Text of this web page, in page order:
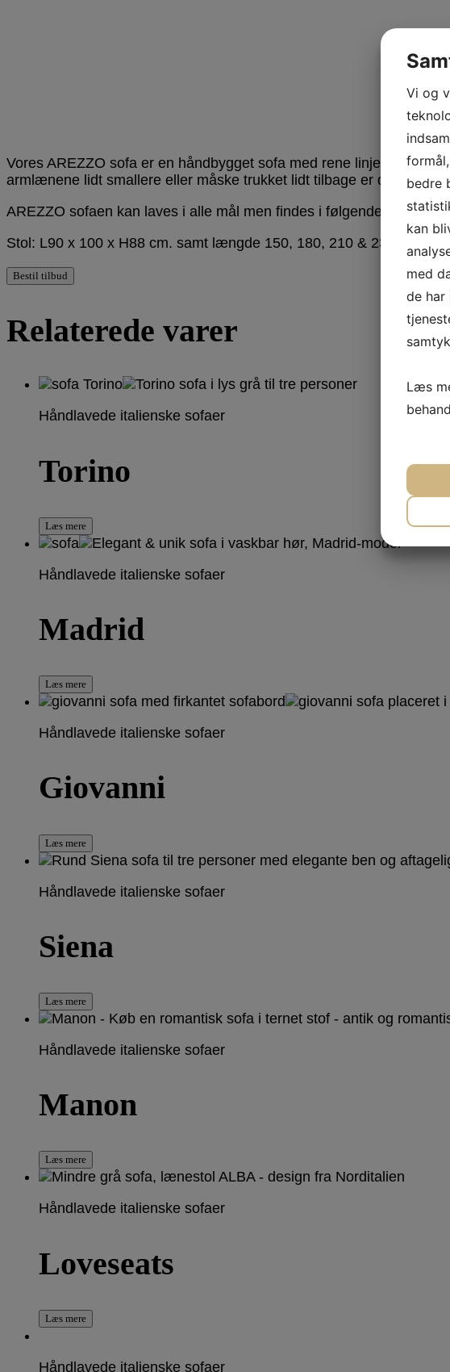
Vores AREZZO sofa er en håndbygget sofa med rene linjer og
armlænene lidt smallere eller måske trukket lidt tilbage er det også
AREZZO sofaen kan laves i alle mål men findes i følgende standard
Stol: L90 x 100 x H88 cm. samt længde 150, 180, 210 & 230 cm.
Bestil tilbud
Relaterede varer
Håndlavede italienske sofaer
Torino
Læs mere
Håndlavede italienske sofaer
Madrid
Læs mere
Håndlavede italienske sofaer
Giovanni
Læs mere
Håndlavede italienske sofaer
Siena
Læs mere
Håndlavede italienske sofaer
Manon
Læs mere
Håndlavede italienske sofaer
Loveseats
Læs mere
Håndlavede italienske sofaer
Vi og
bedre
kan
med
de har
Læs